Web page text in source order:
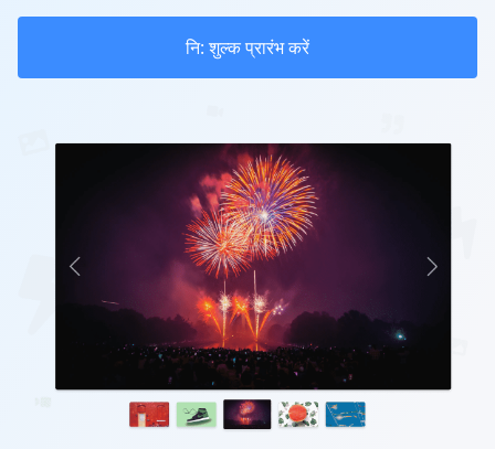
नि: शुल्क प्रारंभ करें